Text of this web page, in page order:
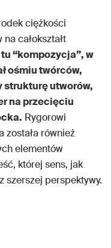
ciężkości
całokształt
“kompozycja”, w
ośmiu twórców,
strukturę utworów,
na przecięciu
Rygorowi
została również
elementów
której sens, jak
szerszej perspektywy.